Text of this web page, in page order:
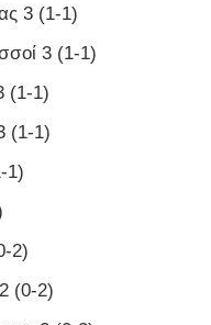
3 (1-1)
3 (1-1)
(1-1)
(1-1)
1)
2)
(0-2)